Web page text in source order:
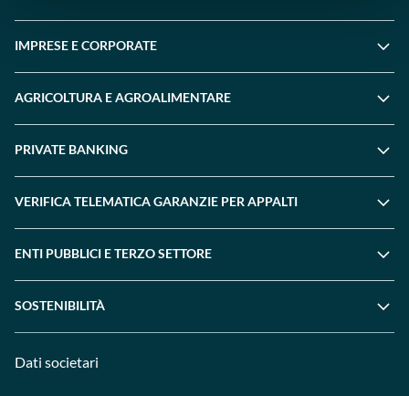
IMPRESE E CORPORATE
AGRICOLTURA E AGROALIMENTARE
PRIVATE BANKING
VERIFICA TELEMATICA GARANZIE PER APPALTI
ENTI PUBBLICI E TERZO SETTORE
SOSTENIBILITÀ
Dati societari